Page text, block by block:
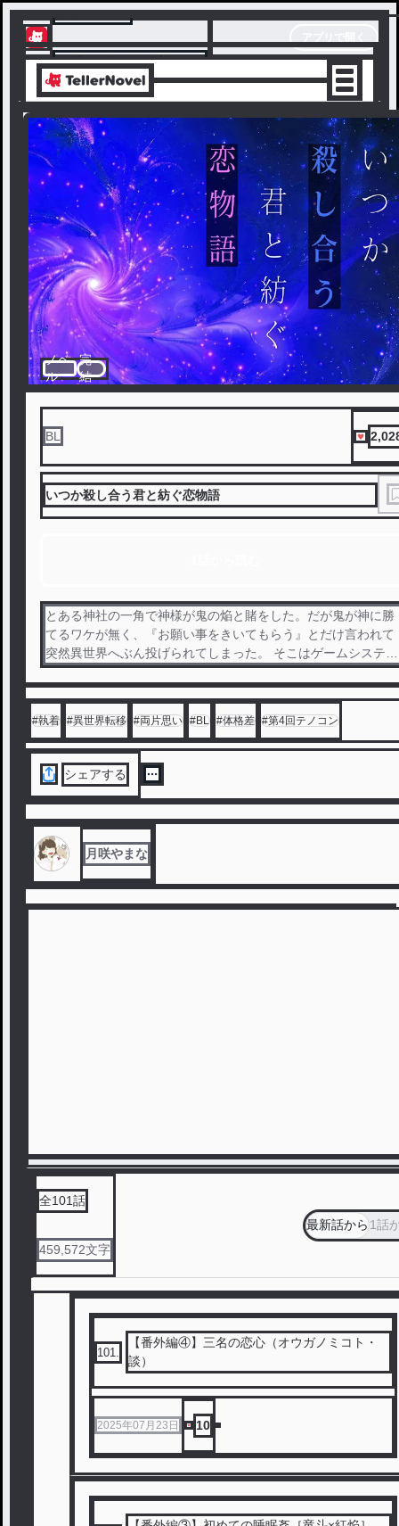
テラーノベル
アプリでサクサク楽しめる
ノベ
ル
完
結
BL
いつか殺し合う君と紡ぐ恋物語
とある神社の一角で神様が鬼の焔と賭をした。だが鬼が神に勝
てるワケが無く、『お願い事をきいてもらう』とだけ言われて
突然異世界へぶん投げられてしまった。 そこはゲームシステム
に基づいた世界で、鬼の焔は召喚士という職を選ぶ。早速召喚
魔法を使ってみると、どう見ても激レア感満載な人型の召喚魔
していく。
#執着 #異世界転移 #両片思い #BL #体格差 #第4回テノコン
シェアする
月咲やまな
全101話
459,572文字
最新話から1話
101.
【番外編④】三名の恋心（オウガノミコト・
談）
2025年07月23日 10